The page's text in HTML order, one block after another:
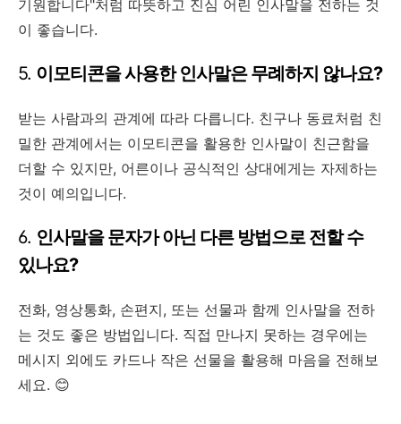
기원합니다"처럼 따뜻하고 진심 어린 인사말을 전하는 것
이 좋습니다.
5. 이모티콘을 사용한 인사말은 무례하지 않나요?
받는 사람과의 관계에 따라 다릅니다. 친구나 동료처럼 친
밀한 관계에서는 이모티콘을 활용한 인사말이 친근함을
더할 수 있지만, 어른이나 공식적인 상대에게는 자제하는
것이 예의입니다.
6. 인사말을 문자가 아닌 다른 방법으로 전할 수
있나요?
전화, 영상통화, 손편지, 또는 선물과 함께 인사말을 전하
는 것도 좋은 방법입니다. 직접 만나지 못하는 경우에는
메시지 외에도 카드나 작은 선물을 활용해 마음을 전해보
세요. 😊